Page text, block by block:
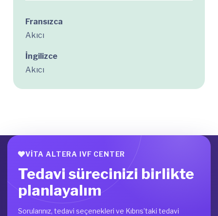
Fransızca
Akıcı
İngilizce
Akıcı
VITA ALTERA IVF CENTER
Tedavi sürecinizi birlikte
planlayalım
Sorularınız, tedavi seçenekleri ve Kıbrıs’taki tedavi